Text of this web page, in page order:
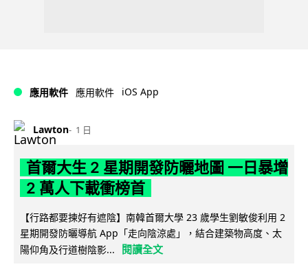
應用軟件 應用軟件 iOS App
Lawton 1 日
首爾大生 2 星期開發防曬地圖 一日暴增
2 萬人下載衝榜首
【行路都要揀好有遮陰】南韓首爾大學 23 歲學生劉敏俊利用 2
星期開發防曬導航 App「走向陰涼處」，結合建築物高度、太
陽仰角及行道樹陰影...
閱讀全文